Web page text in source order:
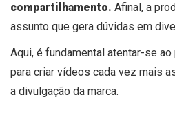
compartilhamento. Afinal, a
assunto que gera dúvidas em
Aqui, é fundamental atentar-se
para criar vídeos cada vez mais
a divulgação da marca.